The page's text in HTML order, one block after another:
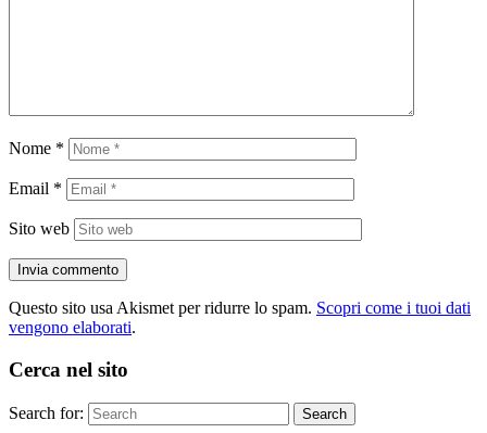
Nome *
Email *
Sito web
Questo sito usa Akismet per ridurre lo spam. Scopri come i tuoi dati
vengono elaborati.
Cerca nel sito
Search for: Search